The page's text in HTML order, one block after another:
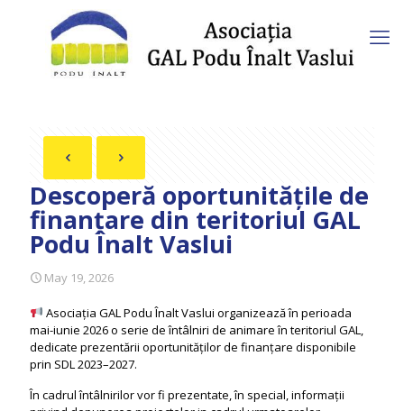
Descoperă oportunitățile de
finanțare din teritoriul GAL
Podu Înalt Vaslui
May 19, 2026
Asociația GAL Podu Înalt Vaslui organizează în perioada
mai-iunie 2026 o serie de întâlniri de animare în teritoriul GAL,
dedicate prezentării oportunităților de finanțare disponibile
prin SDL 2023–2027.
În cadrul întâlnirilor vor fi prezentate, în special, informații